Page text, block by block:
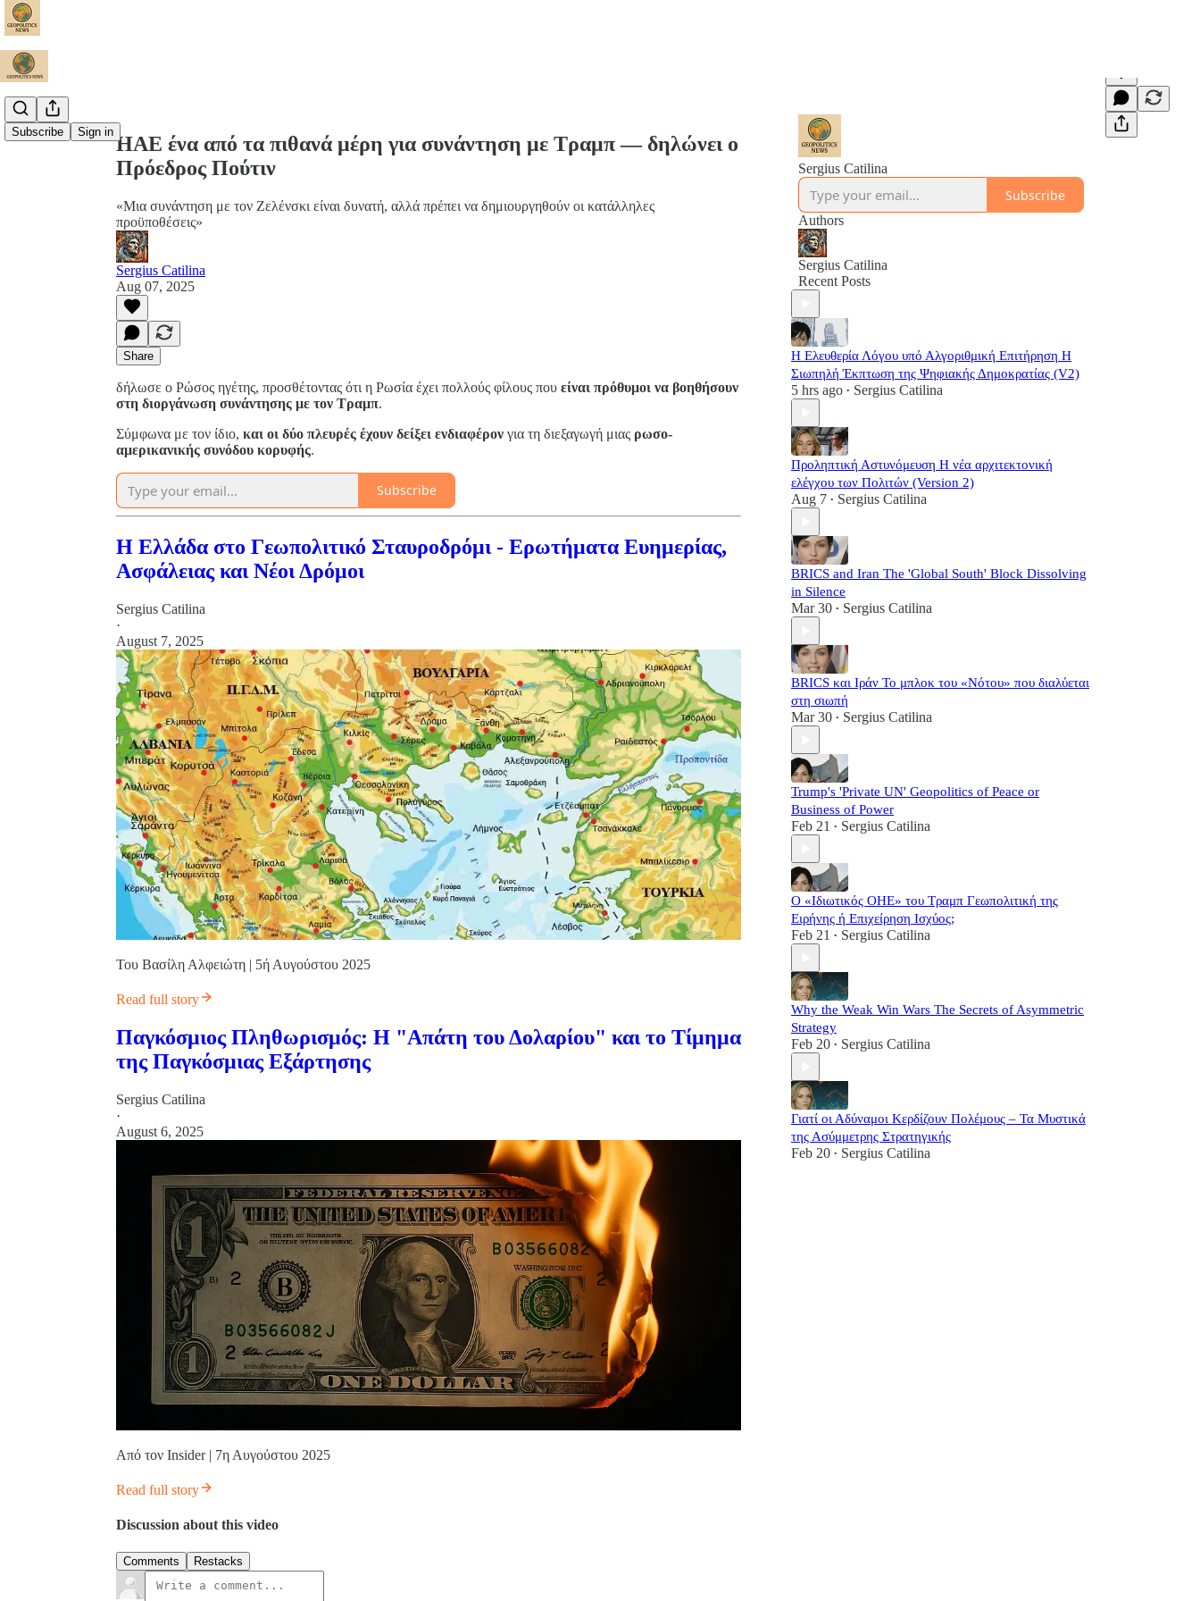
Subscribe Sign in
ΗΑΕ ένα από τα πιθανά μέρη για συνάντηση με Τραμπ — δηλώνει ο
Πρόεδρος Πούτιν
«Μια συνάντηση με τον Ζελένσκι είναι δυνατή, αλλά πρέπει να δημιουργηθούν οι κατάλληλες
προϋποθέσεις»
Sergius Catilina
Aug 07, 2025
Share
δήλωσε ο Ρώσος ηγέτης, προσθέτοντας ότι η Ρωσία έχει πολλούς φίλους που είναι πρόθυμοι να βοηθήσουν
στη διοργάνωση συνάντησης με τον Τραμπ.
Σύμφωνα με τον ίδιο, και οι δύο πλευρές έχουν δείξει ενδιαφέρον για τη διεξαγωγή μιας ρωσο-
αμερικανικής συνόδου κορυφής.
Subscribe
Η Ελλάδα στο Γεωπολιτικό Σταυροδρόμι - Ερωτήματα Ευημερίας,
Ασφάλειας και Νέοι Δρόμοι
Sergius Catilina
·
August 7, 2025
Του Βασίλη Αλφειώτη | 5ή Αυγούστου 2025
Read full story
Παγκόσμιος Πληθωρισμός: Η "Απάτη του Δολαρίου" και το Τίμημα
της Παγκόσμιας Εξάρτησης
Sergius Catilina
·
August 6, 2025
Από τον Insider | 7η Αυγούστου 2025
Read full story
Discussion about this video
Comments Restacks
Sergius Catilina
Subscribe
Authors
Sergius Catilina
Recent Posts
Η Ελευθερία Λόγου υπό Αλγοριθμική Επιτήρηση Η
Σιωπηλή Έκπτωση της Ψηφιακής Δημοκρατίας (V2)
5 hrs ago • Sergius Catilina
Προληπτική Αστυνόμευση Η νέα αρχιτεκτονική
ελέγχου των Πολιτών (Version 2)
Aug 7 • Sergius Catilina
BRICS and Iran The 'Global South' Block Dissolving
in Silence
Mar 30 • Sergius Catilina
BRICS και Ιράν Το μπλοκ του «Νότου» που διαλύεται
στη σιωπή
Mar 30 • Sergius Catilina
Trump's 'Private UN' Geopolitics of Peace or
Business of Power
Feb 21 • Sergius Catilina
Ο «Ιδιωτικός ΟΗΕ» του Τραμπ Γεωπολιτική της
Ειρήνης ή Επιχείρηση Ισχύος;
Feb 21 • Sergius Catilina
Why the Weak Win Wars The Secrets of Asymmetric
Strategy
Feb 20 • Sergius Catilina
Γιατί οι Αδύναμοι Κερδίζουν Πολέμους – Τα Μυστικά
της Ασύμμετρης Στρατηγικής
Feb 20 • Sergius Catilina